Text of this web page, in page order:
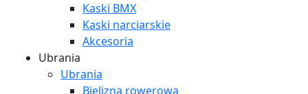
Kaski BMX
Kaski narciarskie
Akcesoria
Ubrania
Ubrania
Bielizna rowerowa